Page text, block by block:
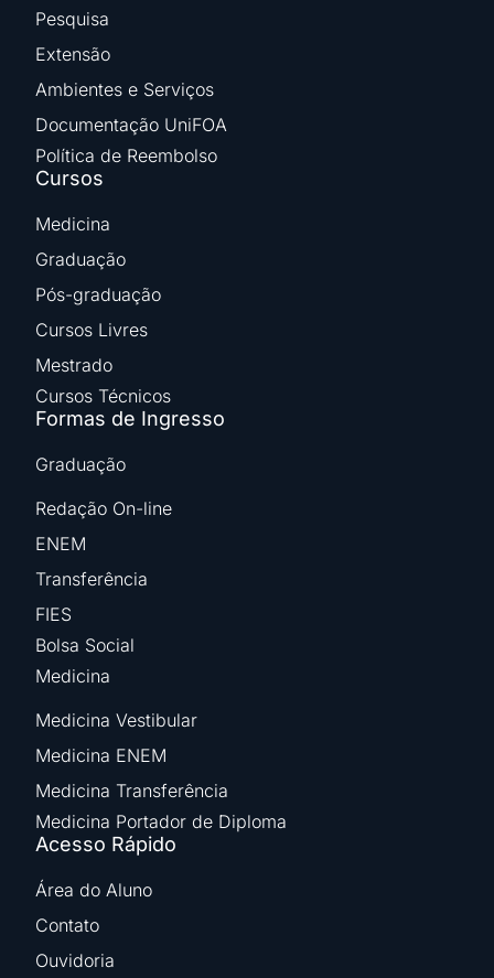
Pesquisa
Extensão
Ambientes e Serviços
Documentação UniFOA
Política de Reembolso
Cursos
Medicina
Graduação
Pós-graduação
Cursos Livres
Mestrado
Cursos Técnicos
Formas de Ingresso
Graduação
Redação On-line
ENEM
Transferência
FIES
Bolsa Social
Medicina
Medicina Vestibular
Medicina ENEM
Medicina Transferência
Medicina Portador de Diploma
Acesso Rápido
Área do Aluno
Contato
Ouvidoria